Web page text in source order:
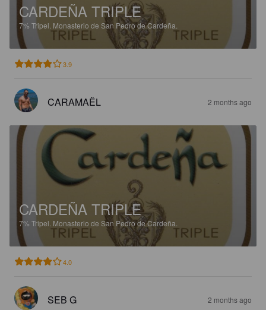
CARDEÑA TRIPLE
7% Tripel. Monasterio de San Pedro de Cardeña.
3.9
CARAMAËL 2 months ago
CARDEÑA TRIPLE
7% Tripel. Monasterio de San Pedro de Cardeña.
4.0
SEB G 2 months ago